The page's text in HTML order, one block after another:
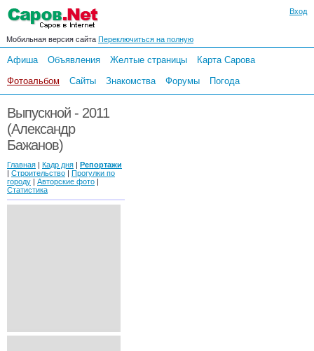
Вход
Мобильная версия сайта Переключиться на полную
Афиша Объявления Желтые страницы
Карта Сарова
Фотоальбом
Сайты Знакомства Форумы Погода
Выпускной - 2011
(Александр
Бажанов)
Главная | Кадр дня | Репортажи
| Строительство | Прогулки по
городу | Авторские фото |
Статистика